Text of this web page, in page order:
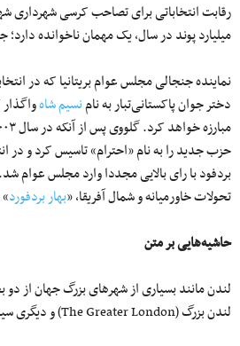
رقابت انتخاباتی برای تصاحب کرسی شهرداری
میلیارد پوند در سال، یک مهمان ناخوانده
نماینده جنجالی مجلس عوام بریتانیا که در
دختر جوان پاکستانی‌تبار به نامنسیم شاه
مبارزه خواهد کرد. گلووی پس از آنکه در سال ۲۰۰۳ از حزب کارگر
حزب جدید را به نام «احترام» تاسیس کرد و در
بردفود با رای بالایی مجددا وارد مجلس عوام شد.
تحولات خاورمیانه و شمال آفریقا، «بهار بردفورد
حاشیه‌هایی بر متن
لندن مانند بسیاری از شهرهای بزرگ جهان
لندن بزرگ (The Greater London) و دیگری سیتی (City of London).